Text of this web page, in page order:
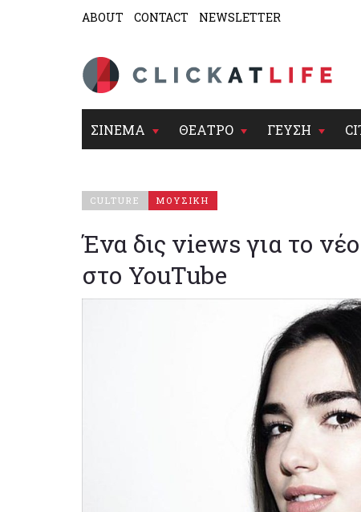
ABOUT CONTACT NEWSLETTER
ΣΙΝΕΜΑ ΘΕΑΤΡΟ ΓΕΥΣΗ
CULTURE ΜΟΥΣΙΚΗ
Ένα δις views για το
στο YouTube